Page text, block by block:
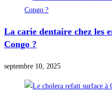
La carie dentaire chez les
Congo ?
septembre 10, 2025